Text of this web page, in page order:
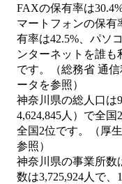
FAXの保有率は
マートフォンの保有
有率は42.5%、パソ
ンターネットを誰も
です。（総務省 通
ータを参照）
神奈川県の総人口は
4,624,845人）で全
全国2位です。（厚
参照）
神奈川県の事業所数
数は3,725,924人で